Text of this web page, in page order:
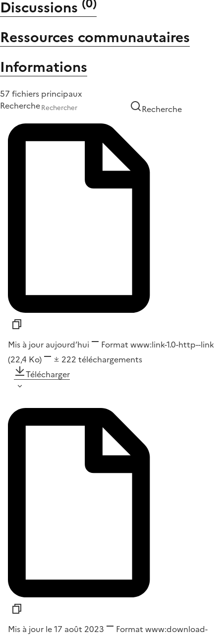
Discussions
Ressources communautaires
Informations
57 fichiers principaux
Recherche
Recherche
Mis à jour aujourd’hui Format www:link-1.0-http--link
(22,4 Ko)
222 téléchargements
Télécharger
Mis à jour le 17 août 2023 Format www:download-